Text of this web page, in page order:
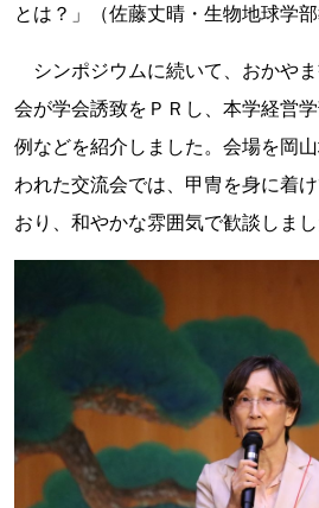
とは？」（佐藤丈晴・生物地球学部
シンポジウムに続いて、おかや
会が学会誘致をＰＲし、本学経営
例などを紹介しました。会場を岡
われた交流会では、甲冑を身に着
おり、和やかな雰囲気で歓談しまし